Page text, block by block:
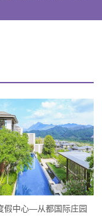
假中心—从都国际庄园